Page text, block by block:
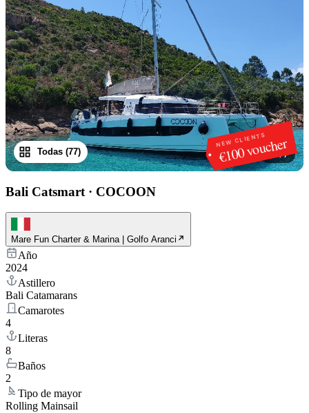
NEW CLIENTS
€100 voucher
1/77
Todas (77)
Bali Catsmart · COCOON
Mare Fun Charter & Marina | Golfo Aranci
Año
2024
Astillero
Bali Catamarans
Camarotes
4
Literas
8
Baños
2
Tipo de mayor
Rolling Mainsail